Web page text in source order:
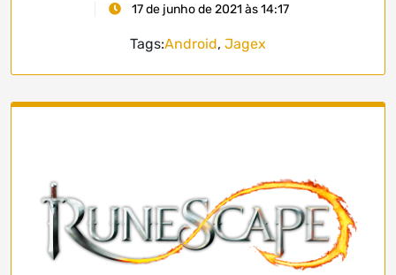
17 de junho de 2021 às 14:17
Tags:Android, Jagex